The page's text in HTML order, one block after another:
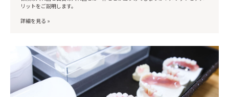
リットをご説明します。
詳細を見る »